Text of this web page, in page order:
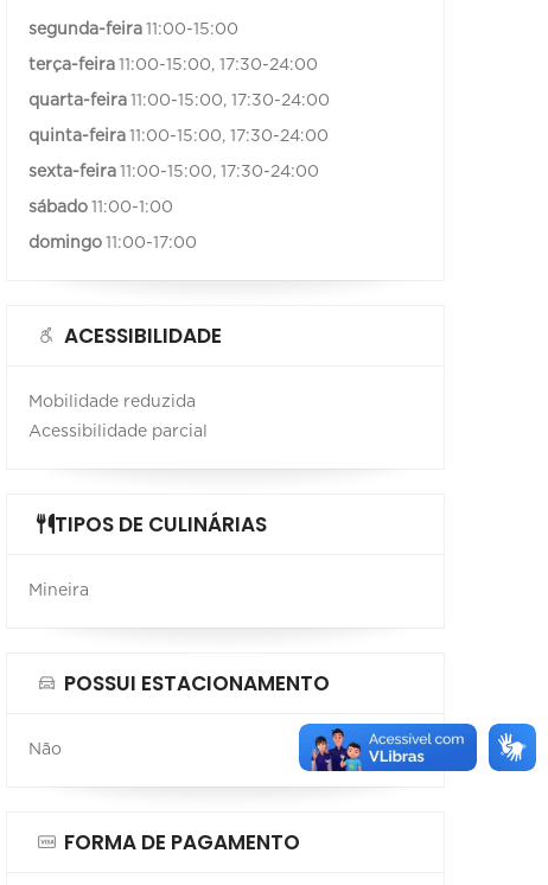
segunda-feira 11:00-15:00
terça-feira 11:00-15:00, 17:30-24:00
quarta-feira 11:00-15:00, 17:30-24:00
quinta-feira 11:00-15:00, 17:30-24:00
sexta-feira 11:00-15:00, 17:30-24:00
sábado 11:00-1:00
domingo 11:00-17:00
ACESSIBILIDADE
Mobilidade reduzida
Acessibilidade parcial
TIPOS DE CULINÁRIAS
Mineira
POSSUI ESTACIONAMENTO
Não
FORMA DE PAGAMENTO